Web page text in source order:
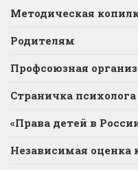
Методическая
Родителям
Профсоюзная
Страничка психолога
«Права детей в
Независимая оценка